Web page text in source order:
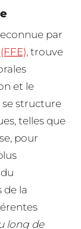
par
(FFE), trouve
et le
se structure
telles que
pour
de la
long de